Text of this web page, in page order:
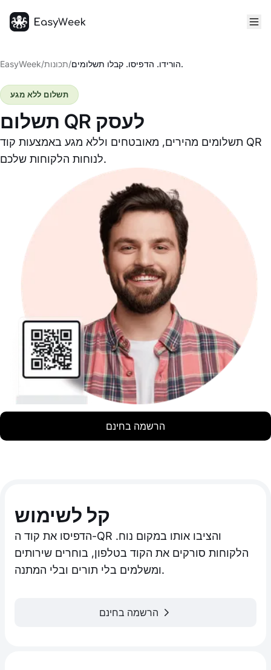
EasyWeek/תכונות/ הורידו. הדפיסו. קבלו תשלומים.
תשלום QR לעסק
תשלומים מהירים, מאובטחים וללא מגע באמצעות קוד QR
לנוחות הלקוחות שלכם.
תשלום ללא מגע
הרשמה בחינם
קל לשימוש
הדפיסו את קוד ה-QR והציבו אותו במקום נוח.
הלקוחות סורקים את הקוד בטלפון, בוחרים שירותים
ומשלמים בלי תורים ובלי המתנה.
הרשמה בחינם